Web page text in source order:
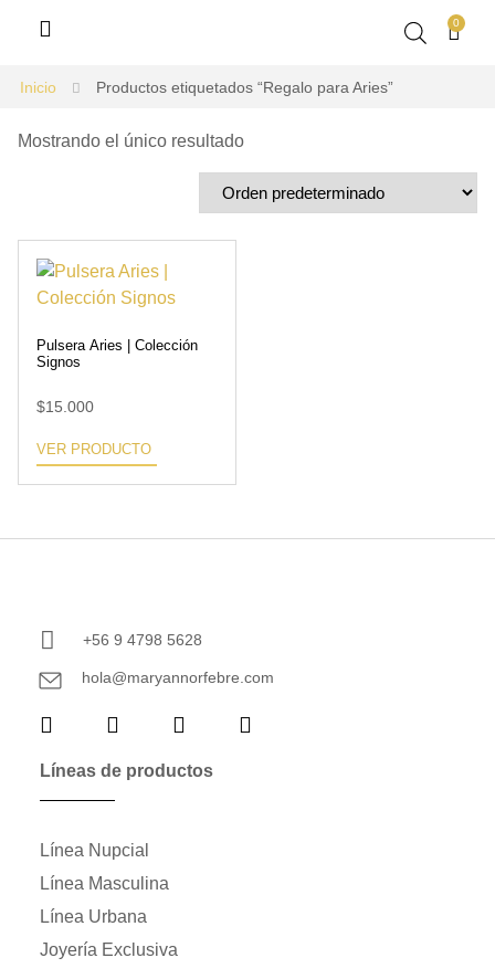
0
Inicio Productos etiquetados “Regalo para Aries”
Mostrando el único resultado
Pulsera Aries | Colección
Signos
$15.000
VER PRODUCTO
+56 9 4798 5628
hola@maryannorfebre.com
Líneas de productos
Línea Nupcial
Línea Masculina
Línea Urbana
Joyería Exclusiva